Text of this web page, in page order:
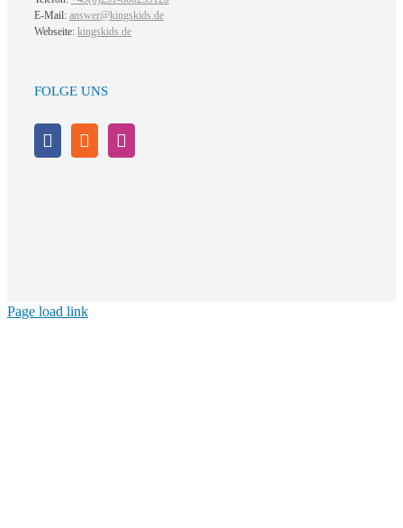
E-Mail: answer@kingskids.de
Webseite: kingskids.de
FOLGE UNS
Page load link